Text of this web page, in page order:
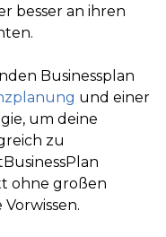
besser an ihren
Businessplan
und einer
um deine
zu
ohne großen